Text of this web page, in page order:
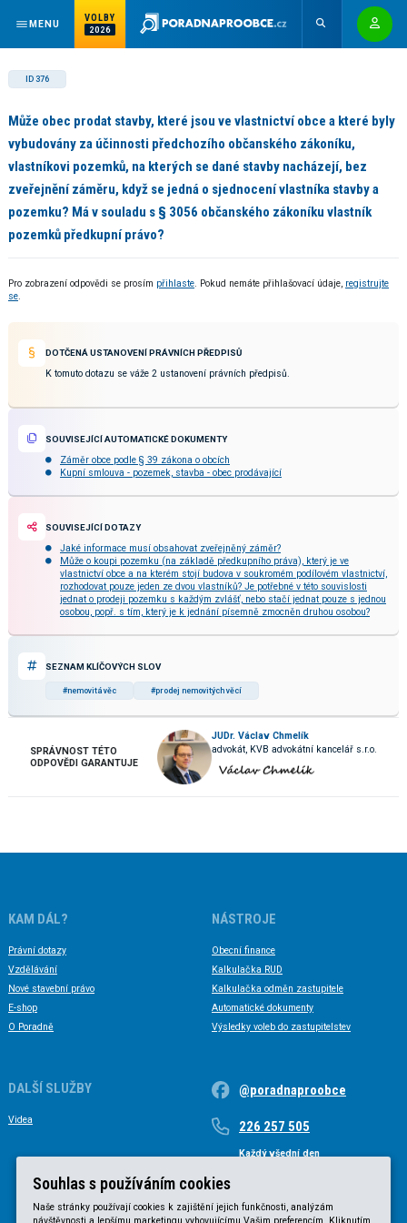
MENU
VOLBY
2026
ID 376
Může obec prodat stavby, které jsou ve vlastnictví obce a které byly
vybudovány za účinnosti předchozího občanského zákoníku,
vlastníkovi pozemků, na kterých se dané stavby nacházejí, bez
zveřejnění záměru, když se jedná o sjednocení vlastníka stavby a
pozemku? Má v souladu s § 3056 občanského zákoníku vlastník
pozemků předkupní právo?
Pro zobrazení odpovědi se prosím přihlaste. Pokud nemáte přihlašovací údaje, registrujte
se.
DOTČENÁ USTANOVENÍ PRÁVNÍCH PŘEDPISŮ
K tomuto dotazu se váže 2 ustanovení právních předpisů.
SOUVISEJÍCÍ AUTOMATICKÉ DOKUMENTY
Záměr obce podle § 39 zákona o obcích
Kupní smlouva - pozemek, stavba - obec prodávající
SOUVISEJÍCÍ DOTAZY
Jaké informace musí obsahovat zveřejněný záměr?
Může o koupi pozemku (na základě předkupního práva), který je ve
vlastnictví obce a na kterém stojí budova v soukromém podílovém vlastnictví,
rozhodovat pouze jeden ze dvou vlastníků? Je potřebné v této souvislosti
jednat o prodeji pozemku s každým zvlášť, nebo stačí jednat pouze s jednou
osobou, popř. s tím, který je k jednání písemně zmocněn druhou osobou?
SEZNAM KLÍČOVÝCH SLOV
#nemovitá věc #prodej nemovitých věcí
SPRÁVNOST TÉTO
ODPOVĚDI GARANTUJE
JUDr. Václav Chmelík
advokát, KVB advokátní kancelář s.r.o.
KAM DÁL?
Právní dotazy
Vzdělávání
Nové stavební právo
E-shop
O Poradně
NÁSTROJE
Obecní finance
Kalkulačka RUD
Kalkulačka odměn zastupitele
Automatické dokumenty
Výsledky voleb do zastupitelstev
DALŠÍ SLUŽBY
Videa
@poradnaproobce
226 257 505
Každý všední den
Souhlas s používáním cookies
Naše stránky používají cookies k zajištění jejich funkčnosti, analýzám